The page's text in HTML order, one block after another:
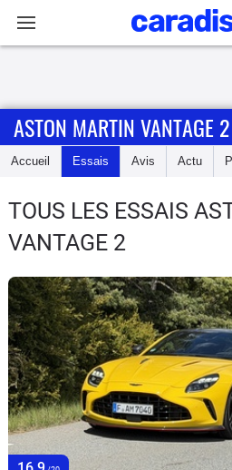
Accueil
Essais
d'achat
Electriques
Utilitaires
Flottes
Auto
ASTON MARTIN VANTAGE 2
Accueil Essais Avis Actu
TOUS LES ESSAIS
VANTAGE 2